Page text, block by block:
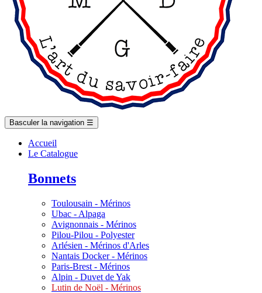
Basculer la navigation ☰
Accueil
Le Catalogue
Bonnets
Toulousain - Mérinos
Ubac - Alpaga
Avignonnais - Mérinos
Pilou-Pilou - Polyester
Arlésien - Mérinos d'Arles
Nantais Docker - Mérinos
Paris-Brest - Mérinos
Alpin - Duvet de Yak
Lutin de Noël - Mérinos